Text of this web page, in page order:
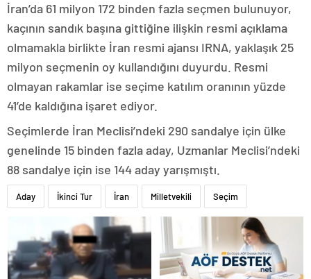
İran’da 61 milyon 172 binden fazla seçmen bulunuyor,
kaçının sandık başına gittiğine ilişkin resmi açıklama
olmamakla birlikte İran resmi ajansı IRNA, yaklaşık 25
milyon seçmenin oy kullandığını duyurdu. Resmi
olmayan rakamlar ise seçime katılım oranının yüzde
41’de kaldığına işaret ediyor.
Seçimlerde İran Meclisi’ndeki 290 sandalye için ülke
genelinde 15 binden fazla aday, Uzmanlar Meclisi’ndeki
88 sandalye için ise 144 aday yarışmıştı.
Aday İkinci Tur İran Milletvekili Seçim